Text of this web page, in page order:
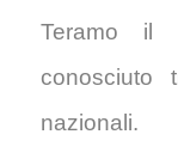
Teramo il
nazionali.